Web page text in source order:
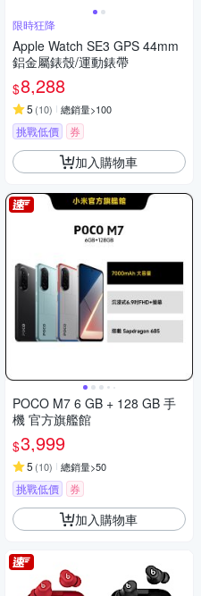
限時狂降
Apple Watch SE3 GPS 44mm
鋁金屬錶殼/運動錶帶
$8,288
5 (10) 總銷量>100
挑戰低價 券
加入購物車
POCO M7 6 GB + 128 GB 手
機 官方旗艦館
$3,999
5 (10) 總銷量>50
挑戰低價 券
加入購物車